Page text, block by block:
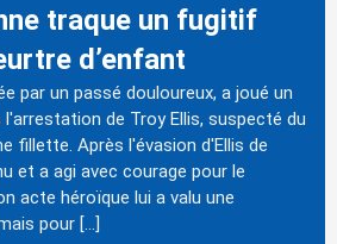
traque un fugitif
d’enfant
par un passé douloureux, a joué un
de Troy Ellis, suspecté du
fillette. Après l'évasion d'Ellis de
et a agi avec courage pour le
acte héroïque lui a valu une
pour […]